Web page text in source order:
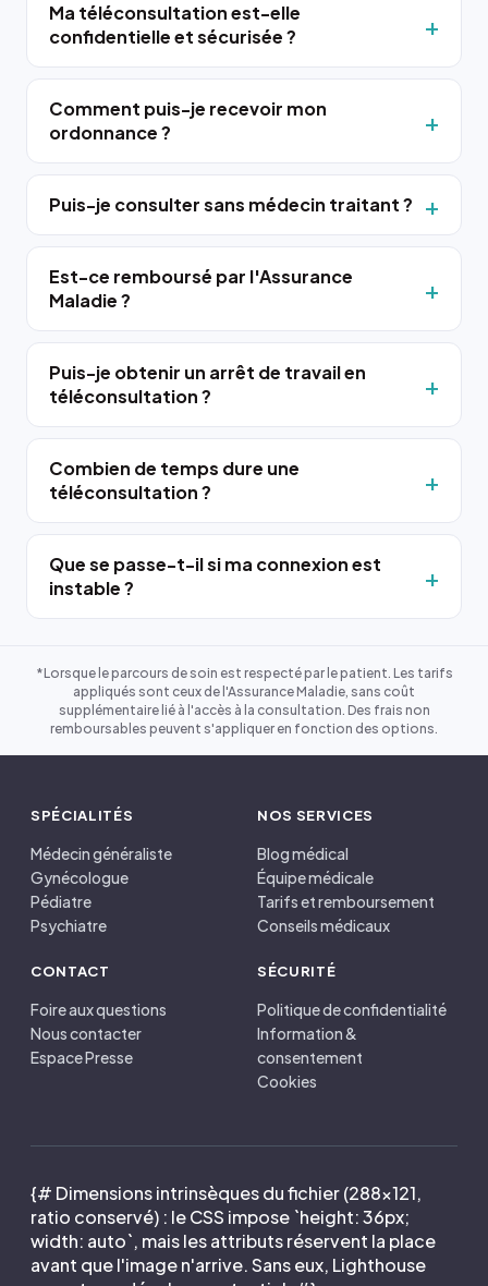
Ma téléconsultation est-elle
confidentielle et sécurisée ?
Comment puis-je recevoir mon
ordonnance ?
Puis-je consulter sans médecin traitant ?
Est-ce remboursé par l'Assurance
Maladie ?
Puis-je obtenir un arrêt de travail en
téléconsultation ?
Combien de temps dure une
téléconsultation ?
Que se passe-t-il si ma connexion est
instable ?
*Lorsque le parcours de soin est respecté par le patient. Les tarifs
appliqués sont ceux de l'Assurance Maladie, sans coût
supplémentaire lié à l'accès à la consultation. Des frais non
remboursables peuvent s'appliquer en fonction des options.
SPÉCIALITÉS
Médecin généraliste
Gynécologue
Pédiatre
Psychiatre
NOS SERVICES
Blog médical
Équipe médicale
Tarifs et remboursement
Conseils médicaux
CONTACT
Foire aux questions
Nous contacter
Espace Presse
SÉCURITÉ
Politique de confidentialité
Information &
consentement
Cookies
{# Dimensions intrinsèques du fichier (288×121,
ratio conservé) : le CSS impose `height: 36px;
width: auto`, mais les attributs réservent la place
avant que l'image n'arrive. Sans eux, Lighthouse